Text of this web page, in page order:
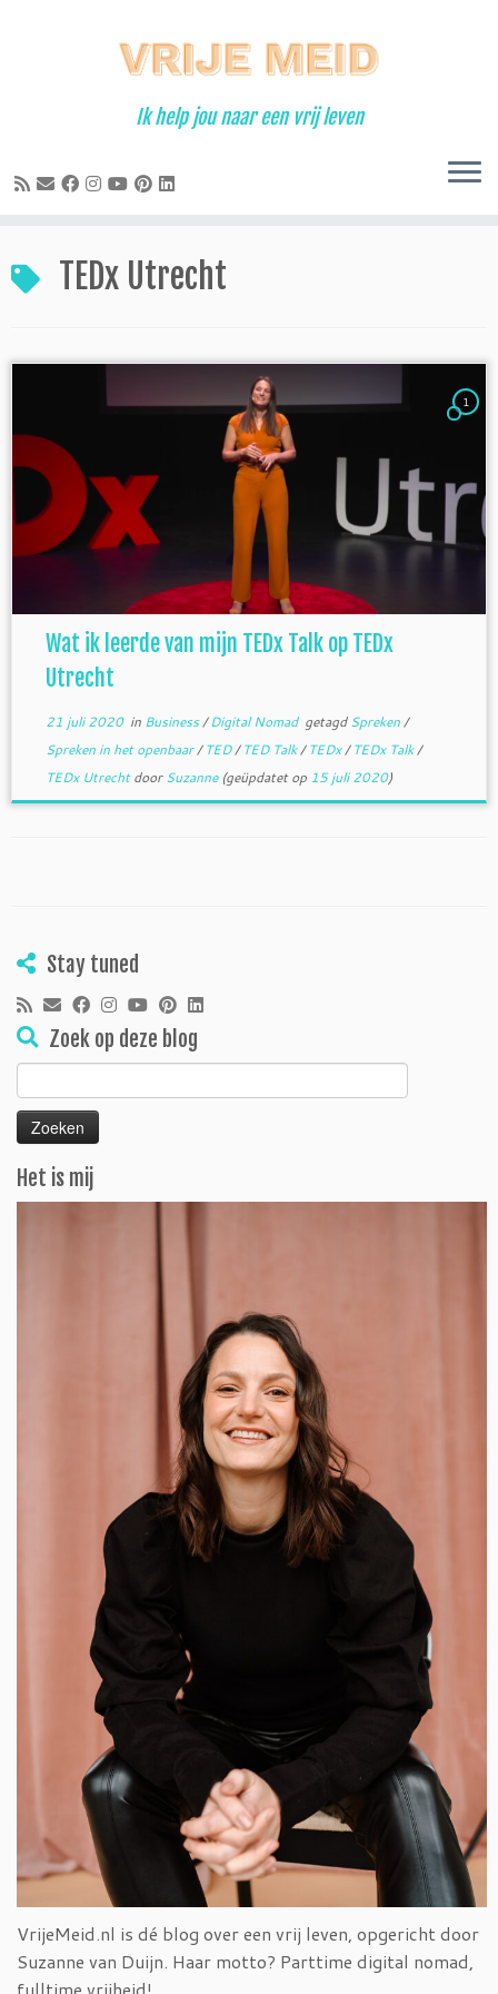
Ik help jou naar een vrij leven
TEDx Utrecht
1
Wat ik leerde van mijn TEDx Talk op TEDx
Utrecht
21 juli 2020in Business/Digital Nomad getagdSpreken/
Spreken in het openbaar/TED/TED Talk/TEDx/TEDx Talk/
TEDx UtrechtdoorSuzanne(geüpdatet op 15 juli 2020)
Stay tuned
Zoek op deze blog
Zoeken
naar:
Het is mij
VrijeMeid.nl is dé blog over een vrij leven, opgericht door
Suzanne van Duijn. Haar motto? Parttime digital nomad,